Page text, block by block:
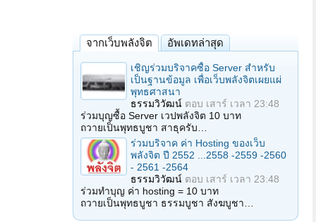
จากเว็บพลังจิต อัพเดทล่าสุด
เชิญร่วมบริจาคซื้อ Server สำหรับ
เป็นฐานข้อมูล เพื่อเว็บพลังจิตเผยแผ่
พุทธศาสนา
ธรรมวิวัฒน์ ตอบ เสาร์ เวลา 23:48
ร่วมบุญซื้อ Server เวปพลังจิต 10 บาท
ถวายเป็นพุทธบูชา สาธุครับ…
ร่วมบริจาค ค่า Hosting ของเว็บ
พลังจิต ปี 2552 ...2558 -2559 -2560
- 2561 -2564
ธรรมวิวัฒน์ ตอบ เสาร์ เวลา 23:48
ร่วมทำบุญ ค่า hosting = 10 บาท
ถวายเป็นพุทธบูชา ธรรมบูชา สังฆบูชา…